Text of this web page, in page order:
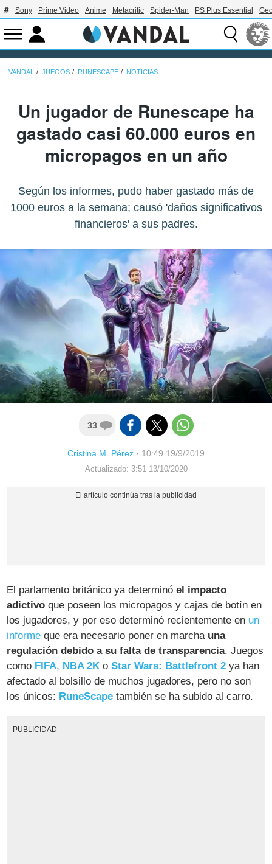
Sony Prime Video Anime Metacritic Spider-Man PS Plus Essential
VANDAL JUEGOS RUNESCAPE NOTICIAS
Un jugador de Runescape ha
gastado casi 60.000 euros en
micropagos en un año
Según los informes, pudo haber gastado más de
1000 euros a la semana; causó 'daños significativos
financieros' a sus padres.
33
Cristina M. Pérez · 10:49 19/9/2019
Actualizado: 3:51 13/10/2020
El parlamento británico ya determinóel impacto
adictivo que poseen los micropagos y cajas de botín en
los jugadores, y por eso determinó recientemente en un
informe que era necesario poner en marcha una
regulación debido a su falta de transparencia. Juegos
como FIFA, NBA 2K oStar Wars: Battlefront 2 ya han
afectado al bolsillo de muchos jugadores, pero no son
los únicos: RuneScape también se ha subido al carro.
PUBLICIDAD